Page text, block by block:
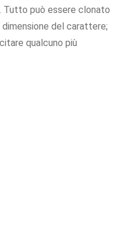
Tutto può essere clonato
del carattere;
qualcuno più